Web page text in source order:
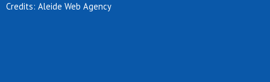
Credits: Aleide Web Agency